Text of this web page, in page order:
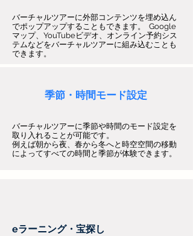
バーチャルツアーに外部コンテンツを埋め込ん
でポップアップすることもできます。 Google
マップ、YouTubeビデオ、オンライン予約シス
テムなどをバーチャルツアーに組み込むことも
できます。
季節・時間モード設定
バーチャルツアーに季節や時間のモード設定を
取り入れることが可能です。
例えば朝から夜、春から冬へと時空空間の移動
によってすべての時間と季節が体験できます。
eラーニング・宝探し